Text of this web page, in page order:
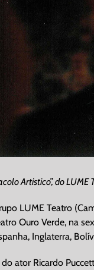
Artistico”, do
LUME Teatro
Ouro Verde, na
Inglaterra,
ator Ricardo